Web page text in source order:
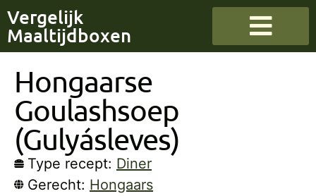
Vergelijk
Maaltijdboxen
Hongaarse
Goulashsoep
(Gulyásleves)
Type recept: Diner
Gerecht: Hongaars